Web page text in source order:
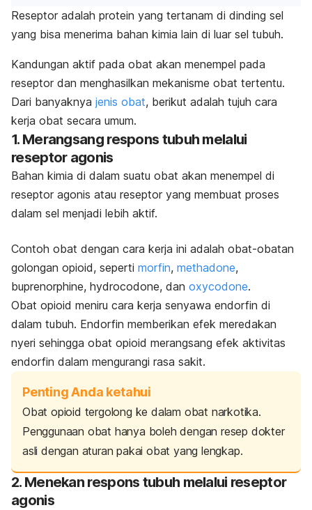
Reseptor adalah protein yang tertanam di dinding sel
yang bisa menerima bahan kimia lain di luar sel tubuh.
Kandungan aktif pada obat akan menempel pada
reseptor dan menghasilkan mekanisme obat tertentu.
Dari banyaknya jenis obat, berikut adalah tujuh cara
kerja obat secara umum.
1. Merangsang respons tubuh melalui
reseptor agonis
Bahan kimia di dalam suatu obat akan menempel di
reseptor agonis atau reseptor yang membuat proses
dalam sel menjadi lebih aktif.
Contoh obat dengan cara kerja ini adalah obat-obatan
golongan opioid, seperti morfin, methadone,
buprenorphine, hydrocodone, dan oxycodone.
Obat opioid meniru cara kerja senyawa endorfin di
dalam tubuh. Endorfin memberikan efek meredakan
nyeri sehingga obat opioid merangsang efek aktivitas
endorfin dalam mengurangi rasa sakit.
Penting Anda ketahui
Obat opioid tergolong ke dalam obat narkotika.
Penggunaan obat hanya boleh dengan resep dokter
asli dengan aturan pakai obat yang lengkap.
2. Menekan respons tubuh melalui reseptor
agonis